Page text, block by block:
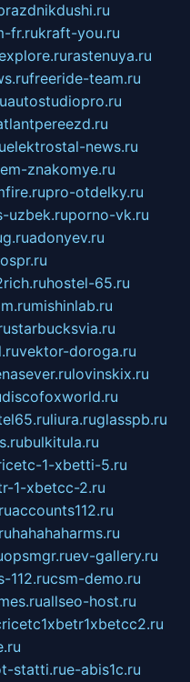
fr.rukraft-you.ru
rastenuya.ru
freeride-team.ru
autostudiopro.ru
elektrostal-news.ru
znakomye.ru
pro-otdelky.ru
uzbek.ruporno-vk.ru
adonyev.ru
hostel-65.ru
mishinlab.ru
starbucksvia.ru
vektor-doroga.ru
lovinskix.ru
discofoxworld.ru
liura.ruglasspb.ru
bulkitula.ru
1-xbetti-5.ru
1-xbetcc-2.ru
accounts112.ru
hahahaharms.ru
opsmgr.ruev-gallery.ru
112.rucsm-demo.ru
allseo-host.ru
statti.rue-abis1c.ru